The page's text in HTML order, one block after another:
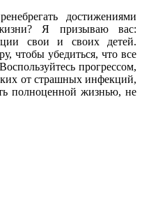
достижениями
Я призываю вас:
свои и своих детей.
чтобы убедиться, что все
прогрессом,
от страшных инфекций,
полноценной жизнью, не